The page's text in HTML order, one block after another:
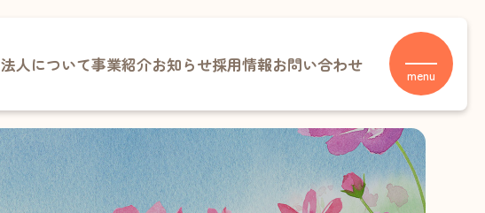
法人について事業紹介お知らせ採用情報お問い合わせ menu
保育事業
あさりこども園
（幼保連携型認定こども園）